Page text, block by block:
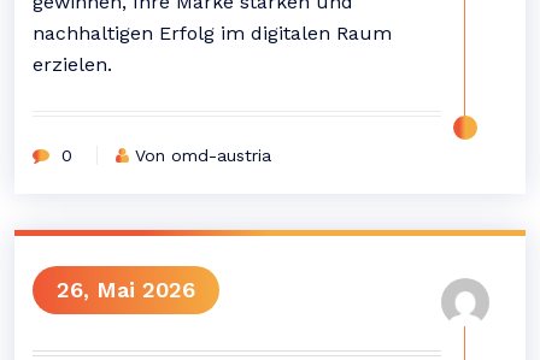
nachhaltigen Erfolg im digitalen Raum
erzielen.
0 Von omd-austria
26, Mai 2026